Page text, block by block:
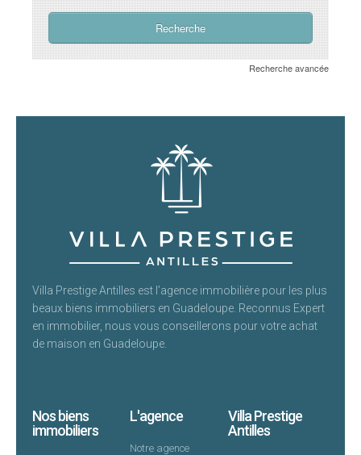
Recherche avancée
Villa Prestige Antilles est l’agence immobilière pour les plus
beaux biens immobiliers en Guadeloupe. Reconnus Expert
en immobilier, nous vous conseillerons pour votre achat
de maison en Guadeloupe.
Nos biens
immobiliers
L'agence
Notre agence
Villa Prestige
Antilles